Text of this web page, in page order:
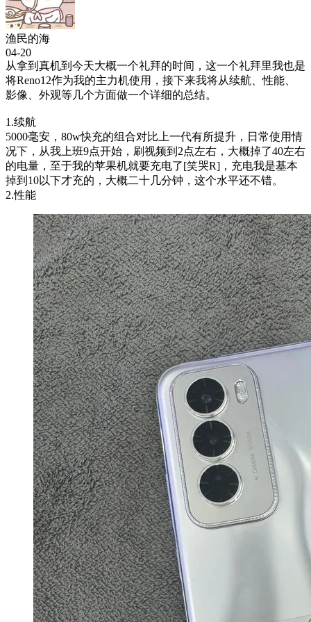
渔民的海
04-20
从拿到真机到今天大概一个礼拜的时间，这一个礼拜里我也是
将Reno12作为我的主力机使用，接下来我将从续航、性能、
影像、外观等几个方面做一个详细的总结。
1.续航
5000毫安，80w快充的组合对比上一代有所提升，日常使用情
况下，从我上班9点开始，刷视频到2点左右，大概掉了40左右
的电量，至于我的苹果机就要充电了[笑哭R]，充电我是基本
掉到10以下才充的，大概二十几分钟，这个水平还不错。
2.性能